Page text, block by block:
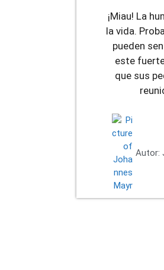
¡Miau! La
la vida.
pueden
este
que sus
Autor: